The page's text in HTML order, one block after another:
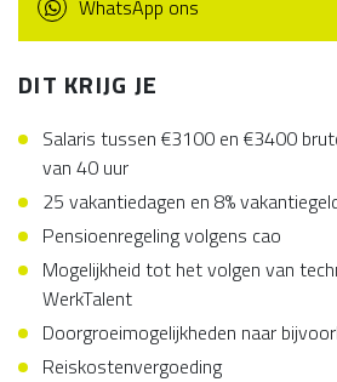
WhatsApp ons
DIT KRIJG JE
Salaris tussen €3100 en €3400
van 40 uur
25 vakantiedagen en 8%
Pensioenregeling volgens cao
Mogelijkheid tot het volgen van
WerkTalent
Doorgroeimogelijkheden naar
Reiskostenvergoeding